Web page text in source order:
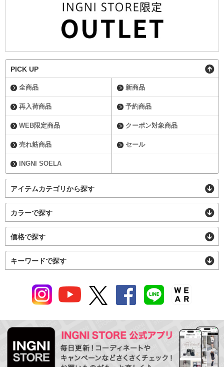
PICK UP
全商品 新商品
再入荷商品 予約商品
WEB限定商品 クーポン対象商品
売れ筋商品 セール
INGNI SOELA
アイテムカテゴリから探す
カラーで探す
価格で探す
キーワードで探す